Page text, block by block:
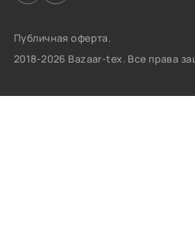
Публичная оферта.
2018-2026 Bazaar-tex. Все права